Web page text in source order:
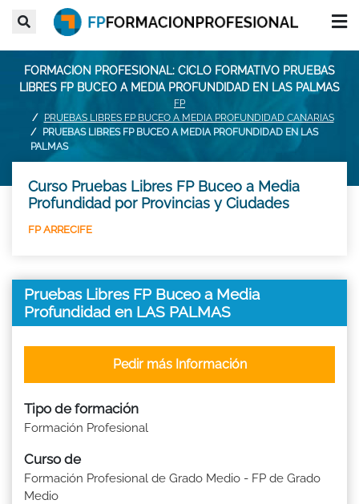
FORMACION PROFESIONAL: CICLO FORMATIVO PRUEBAS
LIBRES FP BUCEO A MEDIA PROFUNDIDAD EN LAS PALMAS
FP
PRUEBAS LIBRES FP BUCEO A MEDIA PROFUNDIDAD CANARIAS
PRUEBAS LIBRES FP BUCEO A MEDIA PROFUNDIDAD EN LAS
PALMAS
Curso Pruebas Libres FP Buceo a Media
Profundidad por Provincias y Ciudades
FP ARRECIFE
Pruebas Libres FP Buceo a Media
Profundidad en LAS PALMAS
Tipo de formación
Formación Profesional
Curso de
Formación Profesional de Grado Medio - FP de Grado
Medio
Pedir más Información